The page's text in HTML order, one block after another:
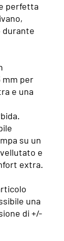
perfetta
durante
mm per
e una
su un
e
extra.
una
di +/-